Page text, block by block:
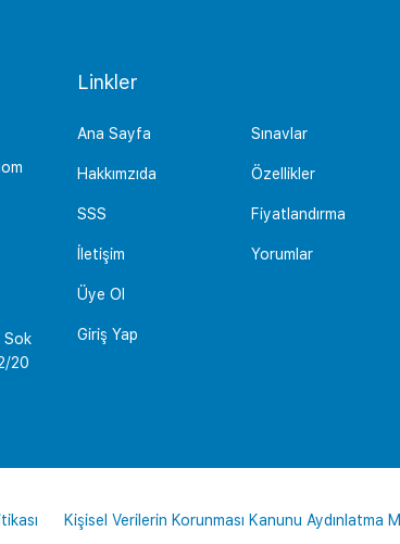
Sok
20
Linkler
Ana Sayfa
Hakkımzıda
SSS
İletişim
Üye Ol
Giriş Yap
Sınavlar
Özellikler
Fiyatlandırma
Yorumlar
Kişisel Verilerin Korunması Kanunu Aydınlatma